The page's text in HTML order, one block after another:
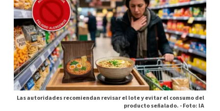
Las autoridades recomiendan revisar el lote y evitar el consumo del
producto señalado. -Foto: IA